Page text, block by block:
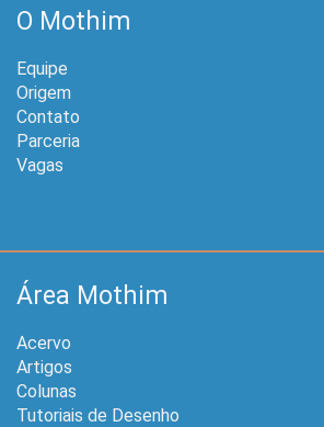
O Mothim
Equipe
Origem
Contato
Parceria
Vagas
Área Mothim
Acervo
Artigos
Colunas
Tutoriais de Desenho